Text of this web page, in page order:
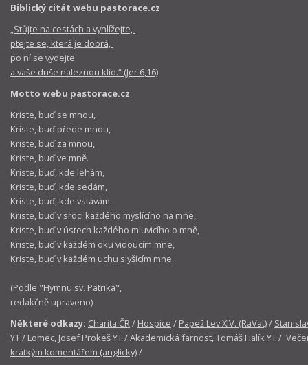
Biblický citát webu pastorace.cz
„Stůjte na cestách a vyhlížejte,
ptejte se, která je dobrá,
po ní se vydejte
a vaše duše naleznou klid.“ (Jer 6,16)
Motto webu pastorace.cz
Kriste, buď se mnou,
Kriste, buď přede mnou,
Kriste, buď za mnou,
Kriste, buď ve mně.
Kriste, buď, kde lehám,
Kriste, buď, kde sedám,
Kriste, buď, kde vstávám.
Kriste, buď v srdci každého myslícího na mne,
Kriste, buď v ústech každého mluvicího o mně,
Kriste, buď v každém oku vidoucím mne,
Kriste, buď v každém uchu slyšícím mne.
(Podle "Hymnu sv. Patrika",
redakčně upraveno)
Některé odkazy: Charita ČR/ Hospice / Papež Lev XIV. (RaVat)/
YT/ Lomec, Josef Prokeš YT/Akademická farnost, Tomáš Halík YT/
krátkým komentářem (anglicky)/